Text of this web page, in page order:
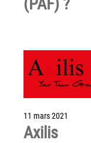
couleur
Capture
RISC Box
Apps
Audit de
(PAF) ?
11 mars 2021
Axilis